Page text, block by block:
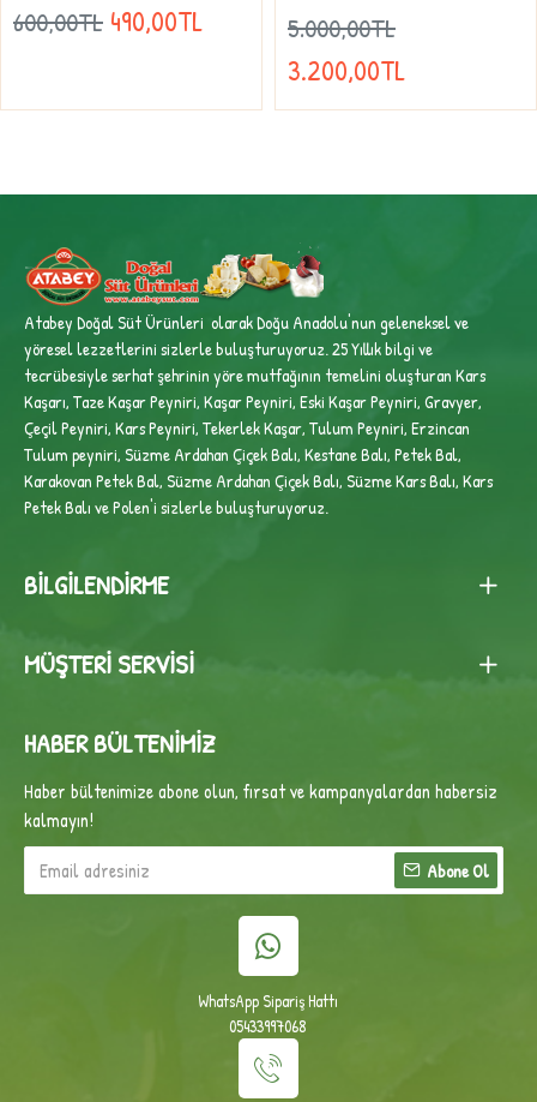
600,00TL 490,00TL 5.000,00TL
3.200,00TL
Atabey Doğal Süt Ürünleri olarak Doğu Anadolu'nun geleneksel ve
yöresel lezzetlerini sizlerle buluşturuyoruz. 25 Yıllık bilgi ve
tecrübesiyleserhat şehrinin yöre mutfağının temelini oluşturan Kars
Kaşarı, Taze Kaşar Peyniri, Kaşar Peyniri, Eski Kaşar Peyniri, Gravyer,
Çeçil Peyniri, Kars Peyniri, Tekerlek Kaşar, Tulum Peyniri, Erzincan
Tulum peyniri,Süzme Ardahan Çiçek Balı, Kestane Balı, Petek Bal,
Karakovan Petek Bal, Süzme Ardahan Çiçek Balı, Süzme Kars Balı, Kars
Petek Balı ve Polen'i sizlerle buluşturuyoruz.
BILGILENDIRME
MÜŞTERI SERVISI
HABER BÜLTENIMIZ
Haber bültenimize abone olun, fırsat ve kampanyalardan habersiz
kalmayın!
Abone Ol
WhatsApp Sipariş Hattı
05433997068